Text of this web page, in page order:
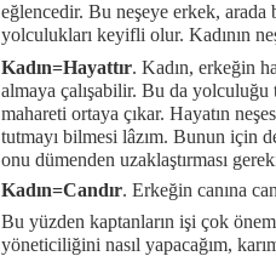
eğlencedir. Bu neşeye erkek,
yolculukları keyifli olur. Kadının
Kadın=Hayattır. Kadın, erkeğin
almaya çalışabilir. Bu da yolculuğu
mahareti ortaya çıkar. Hayatın
tutmayı bilmesi lâzım. Bunun için
onu dümenden uzaklaştırması
Kadın=Candır. Erkeğin canına
Bu yüzden kaptanların işi çok
yöneticiliğini nasıl yapacağım,